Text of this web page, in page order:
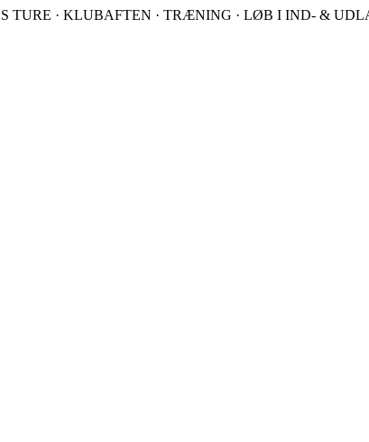
TURE · KLUBAFTEN · TRÆNING · LØB I IND- &